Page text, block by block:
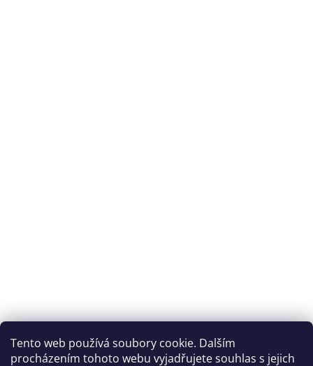
Tento web používá soubory cookie. Dalším
procházením tohoto webu vyjadřujete souhlas s jejich